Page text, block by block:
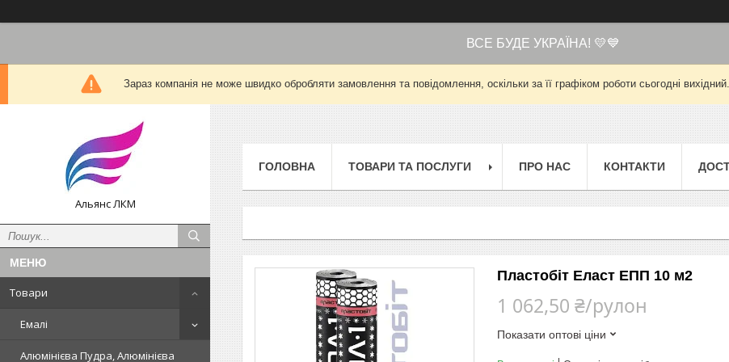
ВСЕ БУДЕ УКРАЇНА! 💛💙
Зараз компанія не може швидко обробляти замовлення та повідомлення, оскільки за її графіком роботи сьогодні
Альянс ЛКМ
Товари
Емалі
Алюмінієва Пудра, Алюмінієва
ГОЛОВНА ТОВАРИ ТА ПОСЛУГИ ПРО НАС КОНТАКТИ
Пластобіт Еласт ЕПП 10 м2
1 062,50 ₴/рулон
Показати оптові ціни